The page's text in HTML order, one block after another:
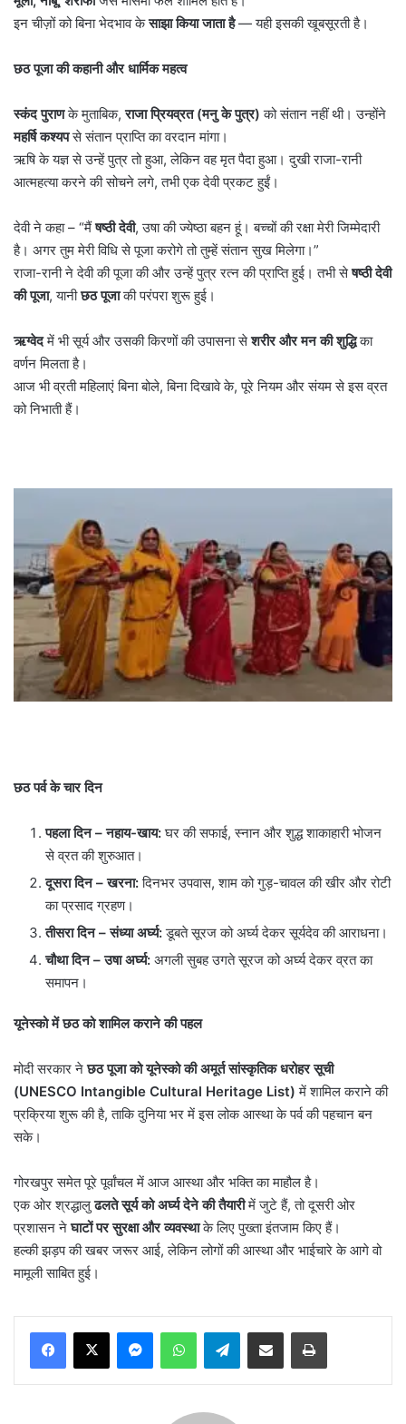
इन चीज़ों को बिना भेदभाव केसाझा किया जाता है— यही इसकी खूबसूरती है।
छठ पूजा की कहानी और धार्मिक महत्व
स्कंद पुराणके मुताबिक,राजा प्रियव्रत (मनु के पुत्र) को संतान नहीं थी। उन्होंने
महर्षि कश्यपसे संतान प्राप्ति का वरदान मांगा।
ऋषि के यज्ञ से उन्हें पुत्र तो हुआ, लेकिन वह मृत पैदा हुआ। दुखी राजा-रानी
आत्महत्या करने की सोचने लगे, तभी एक देवी प्रकट हुईं।
देवी ने कहा – “मैंषष्ठी देवी, उषा की ज्येष्ठा बहन हूं। बच्चों की रक्षा मेरी जिम्मेदारी
है। अगर तुम मेरी विधि से पूजा करोगे तो तुम्हें संतान सुख मिलेगा।”
राजा-रानी ने देवी की पूजा की और उन्हें पुत्र रत्न की प्राप्ति हुई। तभी सेषष्ठी देवी
की पूजा, यानीछठ पूजाकी परंपरा शुरू हुई।
ऋग्वेदमें भी सूर्य और उसकी किरणों की उपासना सेशरीर और मन की शुद्धिका
वर्णन मिलता है।
आज भी व्रती महिलाएं बिना बोले, बिना दिखावे के, पूरे नियम और संयम से इस व्रत
को निभाती हैं।
छठ पर्व के चार दिन
पहला दिन–नहाय-खाय:घर की सफाई, स्नान और शुद्ध शाकाहारी भोजन
से व्रत की शुरुआत।
दूसरा दिन–खरना:दिनभर उपवास, शाम को गुड़-चावल की खीर और रोटी
का प्रसाद ग्रहण।
तीसरा दिन–संध्या अर्घ्य:डूबते सूरज को अर्घ्य देकर सूर्यदेव की आराधना।
चौथा दिन–उषा अर्घ्य: अगली सुबह उगते सूरज को अर्घ्य देकर व्रत का
समापन।
यूनेस्को में छठ को शामिल कराने की पहल
मोदी सरकार नेछठ पूजा को यूनेस्को की अमूर्त सांस्कृतिक धरोहर सूची
(UNESCO Intangible Cultural Heritage List) में शामिल कराने की
प्रक्रिया शुरू की है, ताकि दुनिया भर में इस लोक आस्था के पर्व की पहचान बन
सके।
गोरखपुर समेत पूरे पूर्वांचल में आज आस्था और भक्ति का माहौल है।
एक ओर श्रद्धालुढलते सूर्य को अर्घ्य देने की तैयारीमें जुटे हैं, तो दूसरी ओर
प्रशासन नेघाटों पर सुरक्षा और व्यवस्थाके लिए पुख्ता इंतजाम किए हैं।
हल्की झड़प की खबर जरूर आई, लेकिन लोगों की आस्था और भाईचारे के आगे वो
मामूली साबित हुई।
MessengerWhatsAppTelegramShare via Email Print